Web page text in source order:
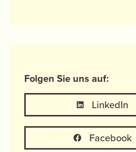
Folgen Sie uns auf:
LinkedIn
Facebook